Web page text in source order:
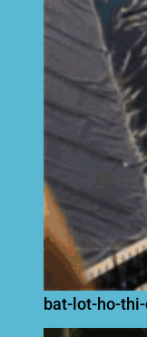
bat-lot-ho-